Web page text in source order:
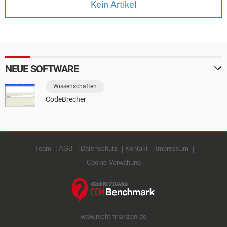
HARDWARE
Kein Artikel
NEUE SOFTWARE
Wissenschaften
CodeBrecher
Team AGB Datenschutz Kontakt
Impressum
Cookie-Verwaltung
www.recht-finanzen.de